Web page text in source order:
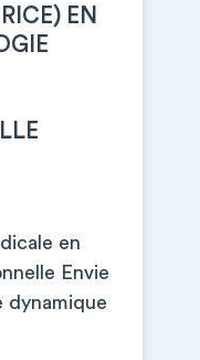
EN
en
Envie
dynamique